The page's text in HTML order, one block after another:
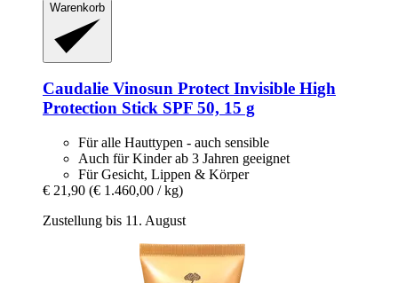
Warenkorb
Caudalie Vinosun Protect Invisible High
Protection Stick SPF 50, 15 g
Für alle Hauttypen - auch sensible
Auch für Kinder ab 3 Jahren geeignet
Für Gesicht, Lippen & Körper
€ 21,90 (€ 1.460,00 / kg)
Zustellung bis 11. August